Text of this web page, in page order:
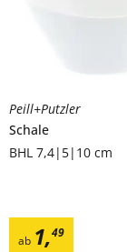
Peill+Putzler
Schale
BHL 7,4|5|10 cm
ab 1,49